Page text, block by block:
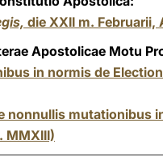
die XXII m. Februarii,
Apostolicae Motu
in normis de
nonnullis mutationibus
MMXIII)